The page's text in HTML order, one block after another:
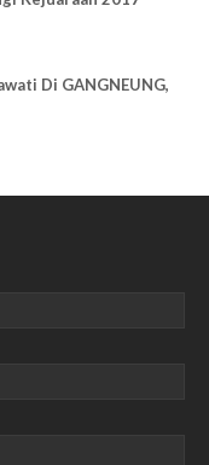
Di GANGNEUNG,